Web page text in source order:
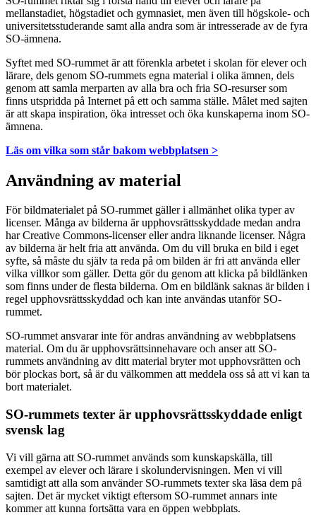
mellanstadiet, högstadiet och gymnasiet, men även till högskole- och
universitetsstuderande samt alla andra som är intresserade av de fyra
SO-ämnena.
Syftet med SO-rummet är att förenkla arbetet i skolan för elever och
lärare, dels genom SO-rummets egna material i olika ämnen, dels
genom att samla merparten av alla bra och fria SO-resurser som
finns utspridda på Internet på ett och samma ställe. Målet med sajten
är att skapa inspiration, öka intresset och öka kunskaperna inom SO-
ämnena.
Läs om vilka som står bakom webbplatsen >
Användning av material
För bildmaterialet på SO-rummet gäller i allmänhet olika typer av
licenser. Många av bilderna är upphovsrättsskyddade medan andra
har Creative Commons-licenser eller andra liknande licenser. Några
av bilderna är helt fria att använda. Om du vill bruka en bild i eget
syfte, så måste du själv ta reda på om bilden är fri att använda eller
vilka villkor som gäller. Detta gör du genom att klicka på bildlänken
som finns under de flesta bilderna. Om en bildlänk saknas är bilden i
regel upphovsrättsskyddad och kan inte användas utanför SO-
rummet.
SO-rummet ansvarar inte för andras användning av webbplatsens
material. Om du är upphovsrättsinnehavare och anser att SO-
rummets användning av ditt material bryter mot upphovsrätten och
bör plockas bort, så är du välkommen att meddela oss så att vi kan ta
bort materialet.
SO-rummets texter är upphovsrättsskyddade enligt
svensk lag
Vi vill gärna att SO-rummet används som kunskapskälla, till
exempel av elever och lärare i skolundervisningen. Men vi vill
samtidigt att alla som använder SO-rummets texter ska läsa dem på
sajten. Det är mycket viktigt eftersom SO-rummet annars inte
kommer att kunna fortsätta vara en öppen webbplats.